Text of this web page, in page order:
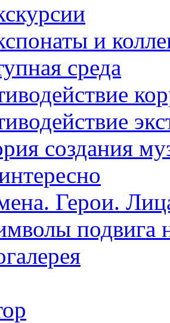
и
среда
создания
Герои.
подвига